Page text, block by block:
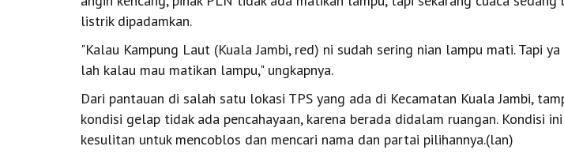
listrik dipadamkan.
"Kalau Kampung Laut (Kuala Jambi, red) ni sudah sering nian lampu mati. Tapi
lah kalau mau matikan lampu," ungkapnya.
Dari pantauan di salah satu lokasi TPS yang ada di Kecamatan Kuala Jambi,
kondisi gelap tidak ada pencahayaan, karena berada didalam ruangan. Kondisi
kesulitan untuk mencoblos dan mencari nama dan partai pilihannya.(lan)